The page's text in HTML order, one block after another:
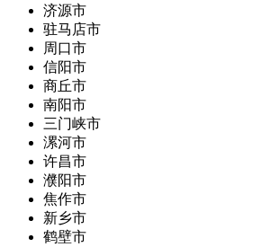
济源市
驻马店市
周口市
信阳市
商丘市
南阳市
三门峡市
漯河市
许昌市
濮阳市
焦作市
新乡市
鹤壁市